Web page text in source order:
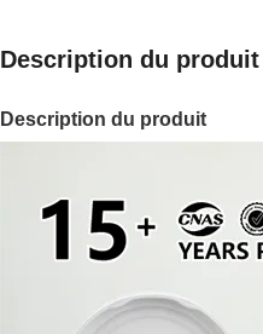
Description du produit
Description du produit